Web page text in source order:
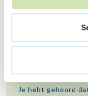
Gaan
elkaar?
Je hebt gehoord